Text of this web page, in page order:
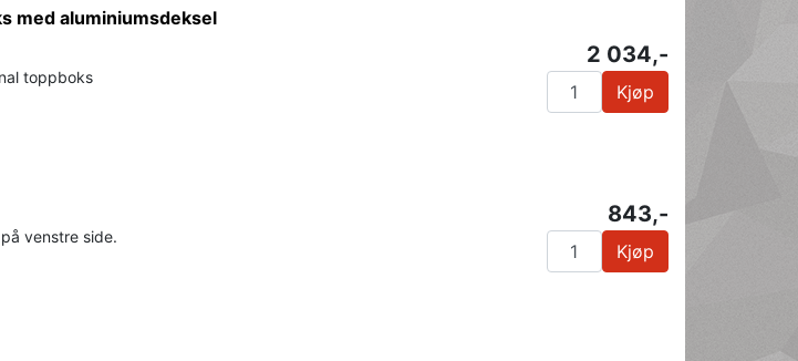
med aluminiumsdeksel
toppboks
2 034,-
Kjøp
venstre side.
843,-
Kjøp